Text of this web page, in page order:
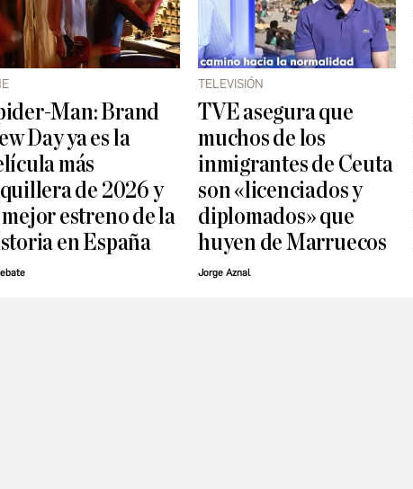
Man: Brand
Day ya es la
más
de 2026 y
estreno de la
en España
TELEVISIÓN
TVE asegura que
muchos de los
inmigrantes de Ceuta
son «licenciados y
diplomados» que
huyen de Marruecos
Jorge Aznal